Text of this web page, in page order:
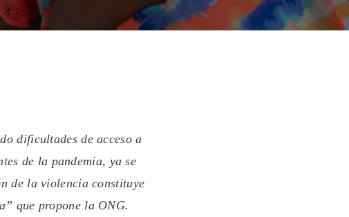
dificultades de acceso a
de la pandemia, ya se
de la violencia constituye
que propone la ONG.